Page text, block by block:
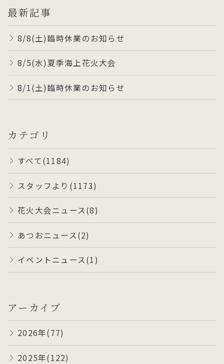
最新記事
8/8(土)臨時休業のお知らせ
8/5(水)夏季海上花火大会
8/1(土)臨時休業のお知らせ
カテゴリ
すべて(1184)
スタッフより(1173)
花火大会ニュース(8)
あつおニュース(2)
イベントニュース(1)
アーカイブ
2026年(77)
2025年(122)